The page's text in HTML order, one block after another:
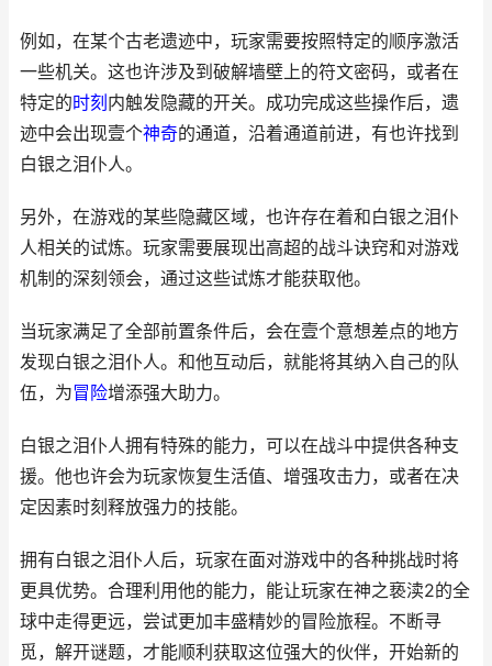
例如，在某个古老遗迹中，玩家需要按照特定的顺序激活
一些机关。这也许涉及到破解墙壁上的符文密码，或者在
特定的时刻 内触发隐藏的开关。成功完成这些操作后，遗
迹中会出现壹个神奇的通道，沿着通道前进，有也许找到
白银之泪仆人。
另外，在游戏的某些隐藏区域，也许存在着和白银之泪仆
人相关的试炼。玩家需要展现出高超的战斗诀窍和对游戏
机制的深刻领会，通过这些试炼才能获取他。
当玩家满足了全部前置条件后，会在壹个意想差点的地方
发现白银之泪仆人。和他互动后，就能将其纳入自己的队
伍，为冒险增添强大助力。
白银之泪仆人拥有特殊的能力，可以在战斗中提供各种支
援。他也许会为玩家恢复生活值、增强攻击力，或者在决
定因素时刻释放强力的技能。
拥有白银之泪仆人后，玩家在面对游戏中的各种挑战时将
更具优势。合理利用他的能力，能让玩家在神之亵渎2的全
球中走得更远，尝试更加丰盛精妙的冒险旅程。不断寻
觅，解开谜题，才能顺利获取这位强大的伙伴，开始新的